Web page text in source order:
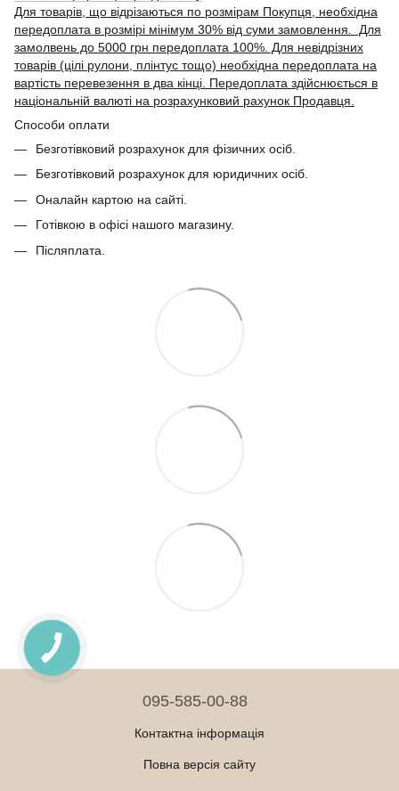
Для товарів, що відрізаються по розмірам Покупця, необхідна
передоплата в розмірі мінімум 30% від суми замовлення. Для
замолвень до 5000 грн передоплата 100%. Для невідрізних
товарів (цілі рулони, плінтус тощо) необхідна передоплата на
вартість перевезення в два кінці. Передоплата здійснюється в
національній валюті на розрахунковий рахунок Продавця.
Способи оплати
Безготівковий розрахунок для фізичних осіб.
Безготівковий розрахунок для юридичних осіб.
Оналайн картою на сайті.
Готівкою в офісі нашого магазину.
Післяплата.
095-585-00-88
Контактна інформація
Повна версія сайту